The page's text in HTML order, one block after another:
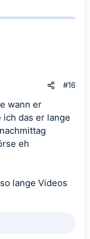
#16
wann er
das er lange
eh
lange Videos